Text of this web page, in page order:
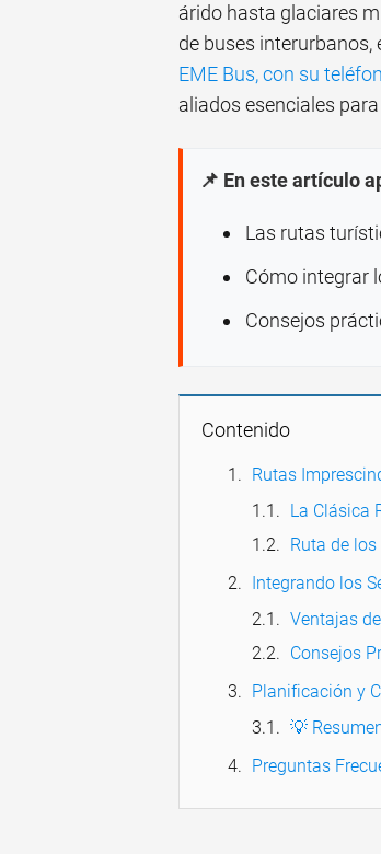
árido hasta glaciares
de buses
EME Bus, con su
aliados esenciales
📌 En este artículo
Las rutas
Cómo integrar
Consejos
Contenido
Rutas
La Clásica
Ruta de
Integrando los
Ventajas
Consejos
Planificación y
💡
Preguntas